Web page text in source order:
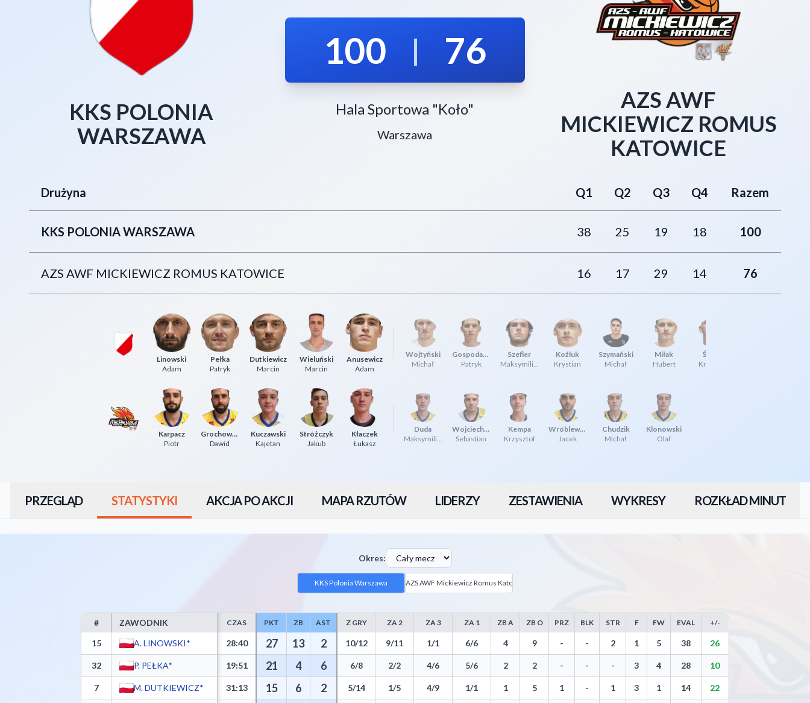
KKS POLONIA
WARSZAWA
100 | 76
Hala Sportowa "Koło"
Warszawa
AZS AWF
MICKIEWICZ ROMUS
KATOWICE
Drużyna Q1 Q2 Q3 Q4 Razem
KKS POLONIA WARSZAWA 38 25 19 18 100
AZS AWF MICKIEWICZ ROMUS KATOWICE 16 17 29 14 76
Linowski
Adam
Pełka
Patryk
Dutkiewicz
Marcin
Wieluński
Marcin
Anusewicz
Adam
Wojtyński
Michał
Gospodarek
Patryk
Szefler
Maksymilian
Koźluk
Krystian
Szymański
Michał
Miłak
Hubert
Śnieg
Krystian
Karpacz
Piotr
Grochowski
Dawid
Kuczawski
Kajetan
Stróżczyk
Jakub
Kłaczek
Łukasz
Duda
Maksymilian
Wojciechowski
Sebastian
Kempa
Krzysztof
Wróblewski
Jacek
Chudzik
Michał
Klonowski
Olaf
PRZEGLĄD STATYSTYKI AKCJA PO AKCJI MAPA RZUTÓW LIDERZY ZESTAWIENIA WYKRESY ROZKŁAD MINUT
Okres:
KKS Polonia Warszawa AZS AWF Mickiewicz Romus Katowice
KKS Polonia Warszawa Box Score - Player Statistics including Points, Rebounds, Assists, Field Goals, Three Pointers, Free Throws, Steals, Blocks, Turnovers, and Efficiency
# ZAWODNIK CZAS PKT ZB AST Z GRY ZA 2 ZA 3 ZA 1 ZB A ZB O PRZ BLK STR F FW EVAL +/-
15 A. LINOWSKI* 28:40 27 13 2 10/12 9/11 1/1 6/6 4 9 - - 2 1 5 38 26
32 P. PEŁKA* 19:51 21 4 6 6/8 2/2 4/6 5/6 2 2 - - - 3 4 28 10
7 M. DUTKIEWICZ* 31:13 15 6 2 5/14 1/5 4/9 1/1 1 5 1 - 1 3 1 14 22